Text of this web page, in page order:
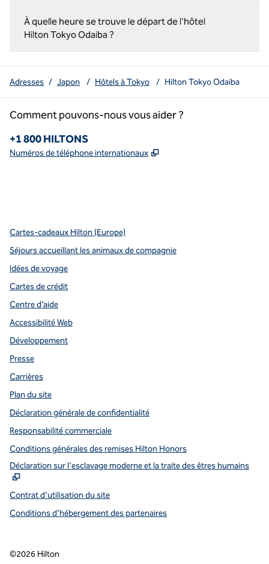
À quelle heure se trouve le départ de l'hôtel
Hilton Tokyo Odaiba ?
Adresses / Japon / Hôtels à Tokyo / Hilton Tokyo Odaiba
Comment pouvons-nous vous aider ?
Téléphone :
+1 800 HILTONS
Numéros de téléphone internationaux ,
Cartes-cadeaux Hilton (Europe)
Séjours accueillant les animaux de compagnie
Idées de voyage
Cartes de crédit
Centre d’aide
Accessibilité Web
Développement
Presse
Carrières
Plan du site
Déclaration générale de confidentialité
Responsabilité commerciale
Conditions générales des remises Hilton Honors
Déclaration sur l'esclavage moderne et la traite des êtres humains
Contrat d'utilisation du site
Conditions d’hébergement des partenaires
©2026 Hilton